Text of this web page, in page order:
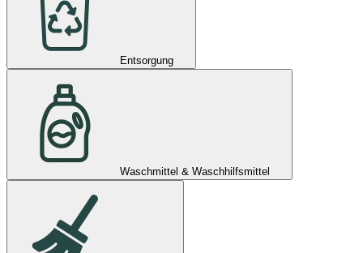
Entsorgung
Waschmittel & Waschhilfsmittel